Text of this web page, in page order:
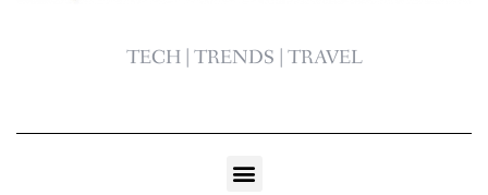
TECH | TRENDS | TRAVEL